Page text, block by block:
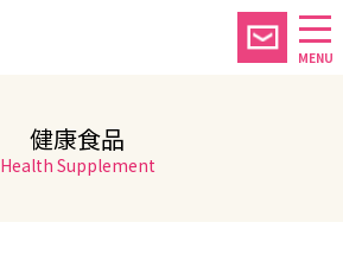
MENU
健康食品
Health Supplement